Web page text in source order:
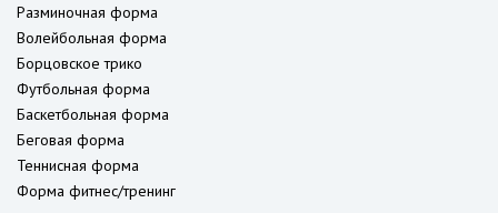
Разминочная форма
Волейбольная форма
Борцовское трико
Футбольная форма
Баскетбольная форма
Беговая форма
Теннисная форма
Форма фитнес/тренинг